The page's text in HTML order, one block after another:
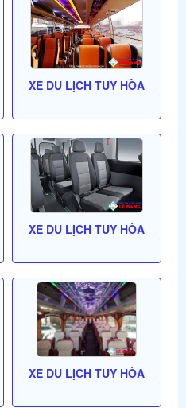
XE DU LỊCH TUY HÒA
XE DU LỊCH TUY HÒA
XE DU LỊCH TUY HÒA